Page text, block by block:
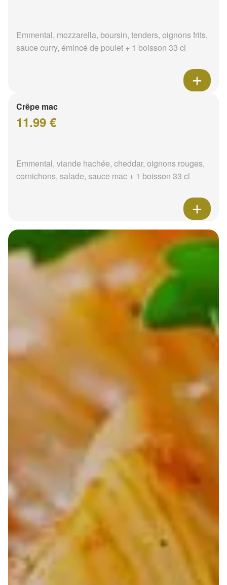
Emmental, mozzarella, boursin, tenders, oignons frits,
sauce curry, émincé de poulet + 1 boisson 33 cl
Crêpe mac
11.99 €
Emmental, viande hachée, cheddar, oignons rouges,
cornichons, salade, sauce mac + 1 boisson 33 cl